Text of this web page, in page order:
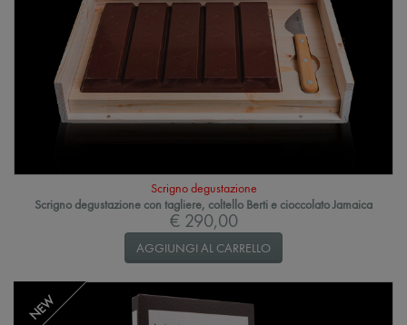
Scrigno degustazione
Scrigno degustazione con tagliere, coltello Berti e cioccolato Jamaica
€ 290,00
AGGIUNGI AL CARRELLO
NEW